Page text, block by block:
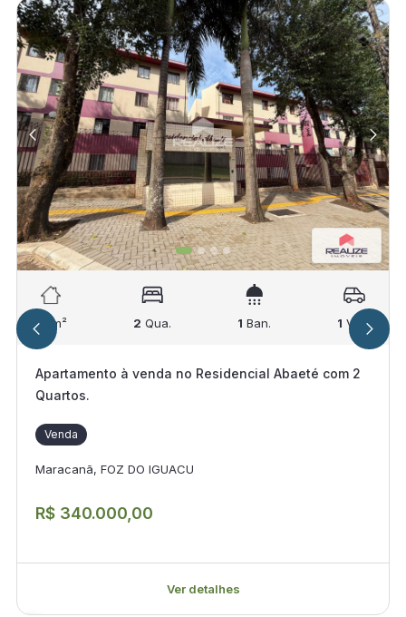
67 m² 2 Qua. 1 Ban. 1 Vag.
Apartamento à venda no Residencial Abaeté com 2
Quartos.
Venda
Maracanã, FOZ DO IGUACU
R$ 340.000,00
Ver detalhes